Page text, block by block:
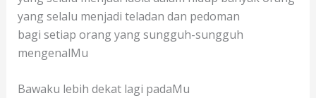
yang selalu menjadi teladan dan pedoman
bagi setiap orang yang sungguh-sungguh
mengenalMu
Bawaku lebih dekat lagi padaMu